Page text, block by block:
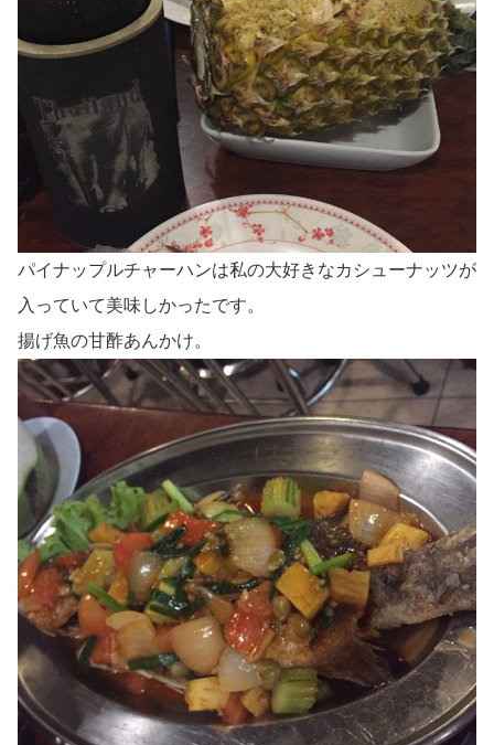
パイナップルチャーハンは私の大好きなカシューナッツが
入っていて美味しかったです。
揚げ魚の甘酢あんかけ。